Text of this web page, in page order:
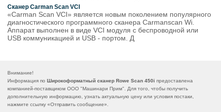
Сканер Carman Scan VCI
«Carman Scan VCI» является новым поколением популярного
диагностического программного сканера Carmanscan Wi.
Аппарат выполнен в виде VCI модуля с беспроводной или
USB коммуникацией и USB - портом. Д
Внимание!
Информация по Широкоформатный сканер Rowe Scan 450i предоставлена
компанией-поставщиком ООО "Машинари Прим". Для того, чтобы получить
дополнительную информацию, узнать актуальную цену или условия постаки,
нажмите ссылку «Отправить сообщение».